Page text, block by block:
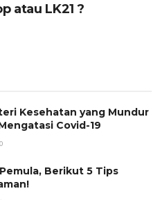
atau LK21 ?
Kesehatan yang Mundur
Covid-19
Berikut 5 Tips